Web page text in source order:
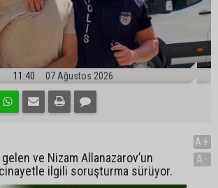
11:40 07 Ağustos 2026
gelen ve Nizam Allanazarov’un
ilgili soruşturma sürüyor.
A+
A-